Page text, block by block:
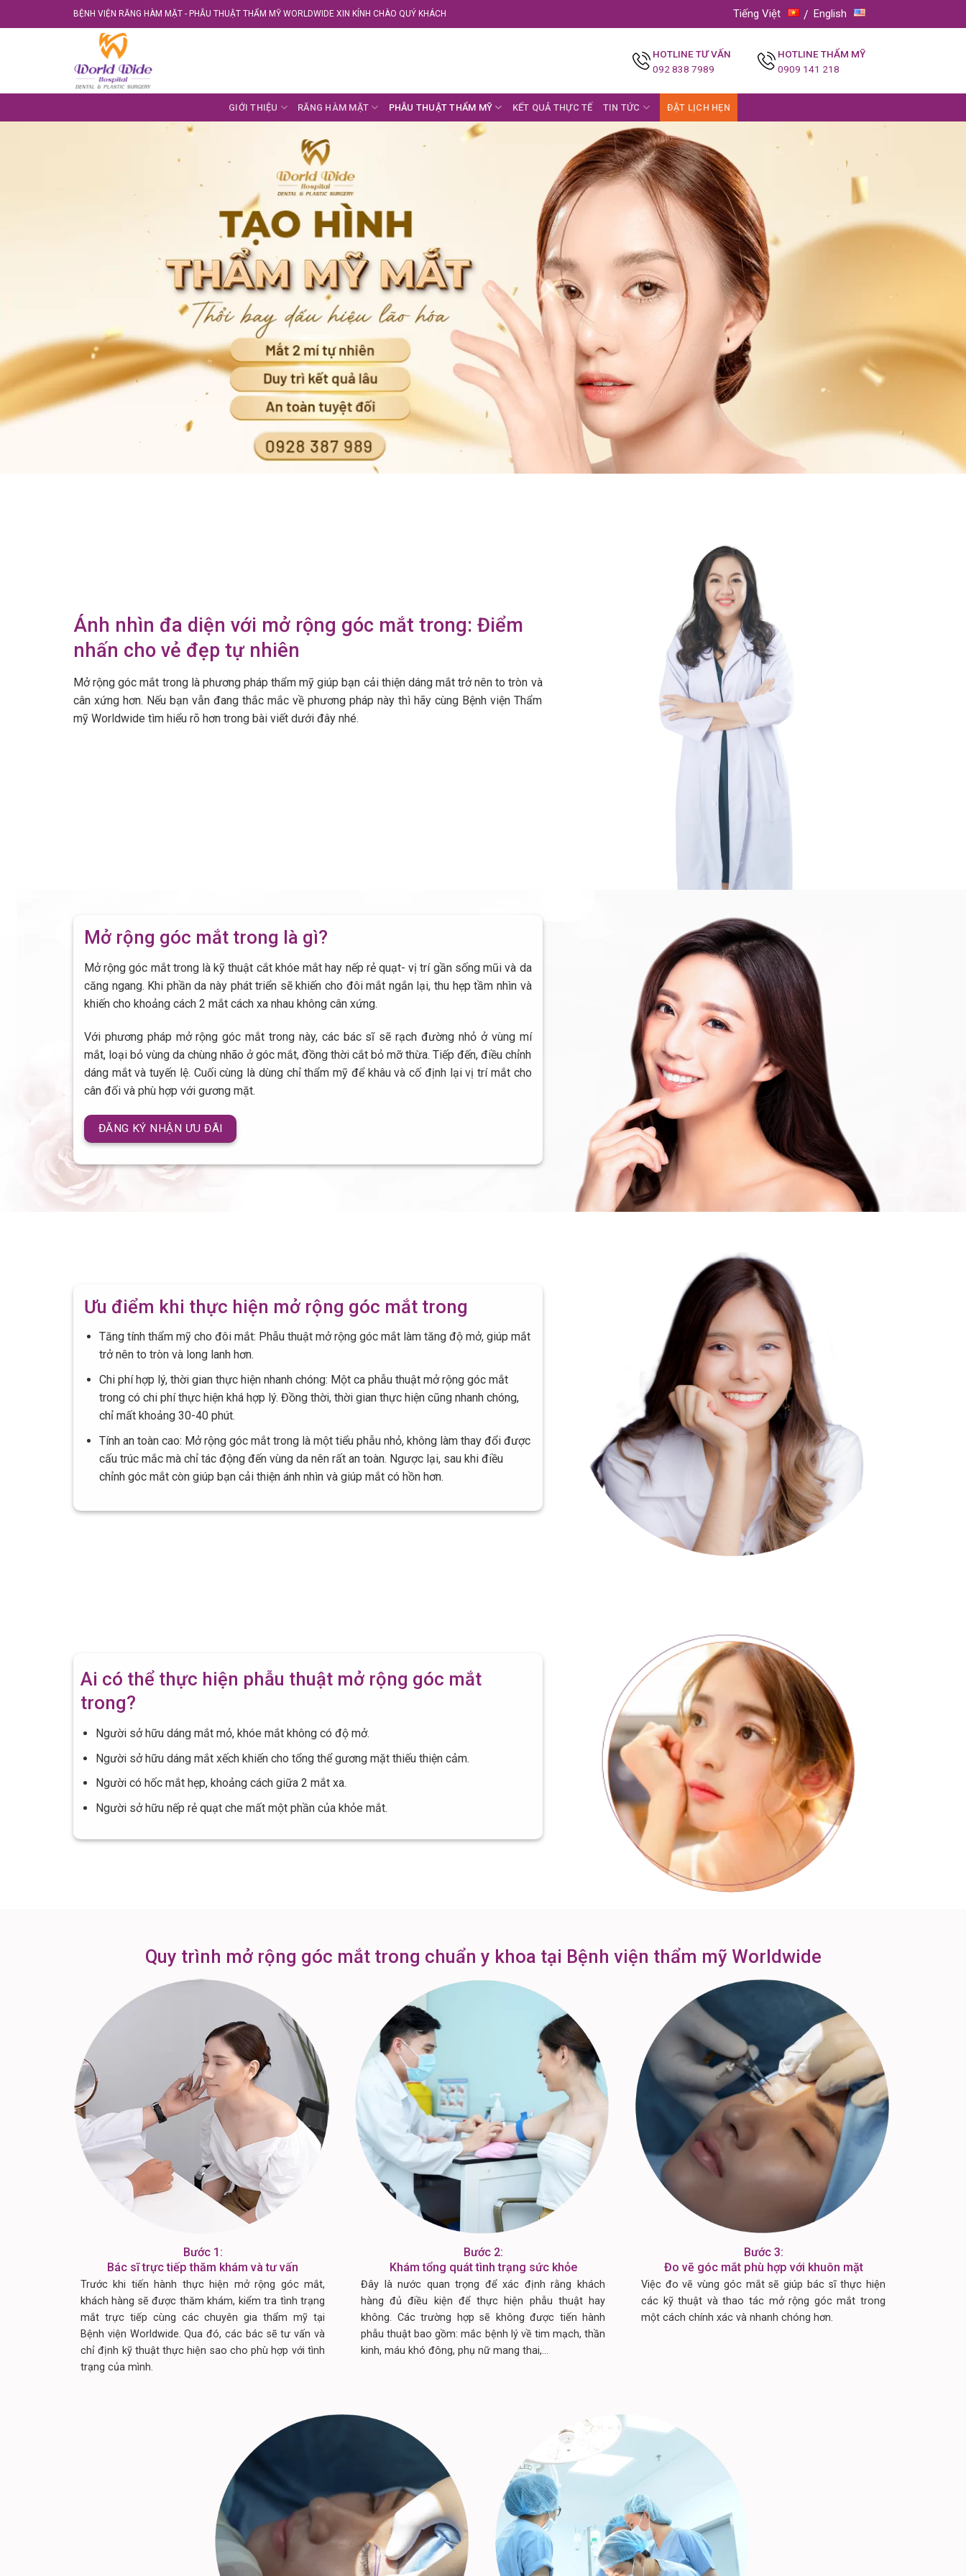
to
BỆNH VIỆN RĂNG HÀM MẶT - PHẪU THUẬT THẨM MỸ WORLDWIDE XIN KÍNH CHÀO QUÝ KHÁCH Tiếng Việt English
HOTLINE TƯ VẤN
092 838 7989
HOTLINE THẨM MỸ
0909 141 218
GIỚI THIỆU RĂNG HÀM MẶT PHẪU THUẬT THẨM MỸ KẾT QUẢ THỰC TẾ TIN TỨC ĐẶT LỊCH HẸN
Ánh nhìn đa diện với mở rộng góc mắt trong: Điểm
nhấn cho vẻ đẹp tự nhiên
Mở rộng góc mắt trong là phương pháp thẩm mỹ giúp bạn cải thiện dáng mắt trở nên to tròn và
cân xứng hơn. Nếu bạn vẫn đang thắc mắc về phương pháp này thì hãy cùng Bệnh viện Thẩm
mỹ Worldwide tìm hiểu rõ hơn trong bài viết dưới đây nhé.
Mở rộng góc mắt trong là gì?
Mở rộng góc mắt trong là kỹ thuật cắt khóe mắt hay nếp rẻ quạt- vị trí gần sống mũi và da
căng ngang. Khi phần da này phát triển sẽ khiến cho đôi mắt ngắn lại, thu hẹp tầm nhìn và
khiến cho khoảng cách 2 mắt cách xa nhau không cân xứng.
Với phương pháp mở rộng góc mắt trong này, các bác sĩ sẽ rạch đường nhỏ ở vùng mí
mắt, loại bỏ vùng da chùng nhão ở góc mắt, đồng thời cắt bỏ mỡ thừa. Tiếp đến, điều chỉnh
dáng mắt và tuyến lệ. Cuối cùng là dùng chỉ thẩm mỹ để khâu và cố định lại vị trí mắt cho
cân đối và phù hợp với gương mặt.
ĐĂNG KÝ NHẬN ƯU ĐÃI
Ưu điểm khi thực hiện mở rộng góc mắt trong
Tăng tính thẩm mỹ cho đôi mắt: Phẫu thuật mở rộng góc mắt làm tăng độ mở, giúp mắt
trở nên to tròn và long lanh hơn.
Chi phí hợp lý, thời gian thực hiện nhanh chóng: Một ca phẫu thuật mở rộng góc mắt
trong có chi phí thực hiện khá hợp lý. Đồng thời, thời gian thực hiện cũng nhanh chóng,
chỉ mất khoảng 30-40 phút.
Tính an toàn cao: Mở rộng góc mắt trong là một tiểu phẫu nhỏ, không làm thay đổi được
cấu trúc mắc mà chỉ tác động đến vùng da nên rất an toàn. Ngược lại, sau khi điều
chỉnh góc mắt còn giúp bạn cải thiện ánh nhìn và giúp mắt có hồn hơn.
Ai có thể thực hiện phẫu thuật mở rộng góc mắt
trong?
Người sở hữu dáng mắt mỏ, khóe mắt không có độ mở.
Người sở hữu dáng mắt xếch khiến cho tổng thể gương mặt thiếu thiện cảm.
Người có hốc mắt hẹp, khoảng cách giữa 2 mắt xa.
Người sở hữu nếp rẻ quạt che mất một phần của khỏe mắt.
Quy trình mở rộng góc mắt trong chuẩn y khoa tại Bệnh viện thẩm mỹ Worldwide
Bước 1:
Bác sĩ trực tiếp thăm khám và tư vấn
Trước khi tiến hành thực hiện mở rộng góc mắt,
khách hàng sẽ được thăm khám, kiểm tra tình trạng
mắt trực tiếp cùng các chuyên gia thẩm mỹ tại
Bệnh viện Worldwide. Qua đó, các bác sẽ tư vấn và
chỉ định kỹ thuật thực hiện sao cho phù hợp với tình
trạng của mình.
Bước 2:
Khám tổng quát tình trạng sức khỏe
Đây là nước quan trọng để xác định rằng khách
hàng đủ điều kiện để thực hiện phẫu thuật hay
không. Các trường hợp sẽ không được tiến hành
phẫu thuật bao gồm: mắc bệnh lý về tim mạch, thần
kinh, máu khó đông, phụ nữ mang thai,…
Bước 3:
Đo vẽ góc mắt phù hợp với khuôn mặt
Việc đo vẽ vùng góc mắt sẽ giúp bác sĩ thực hiện
các kỹ thuật và thao tác mở rộng góc mắt trong
một cách chính xác và nhanh chóng hơn.